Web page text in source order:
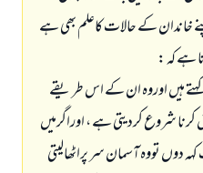
خاندان کے حالات کاعلم بھی ہے
ہے کہ :
ہیں اوروہ ان کے اس طریقے
شروع کردیتی ہے ، اوراگرمیں
دوں تووہ آسمان سر پراٹھالیتی